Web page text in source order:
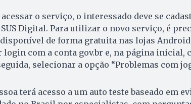
acessar o serviço, o interessado deve se
Digital. Para utilizar o novo serviço, é
de forma gratuita nas lojas Android,
login com a conta gov.br e, na página inicial,
selecionar a opção “Problemas com
terá acesso a um auto teste baseado em